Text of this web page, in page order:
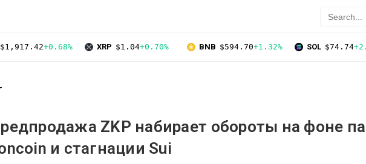
$1,917.42+0.68% XRP $1.04+0.70% BNB $594.70+1.32% SOL $74.74
ZKP набирает обороты на фоне
и стагнации Sui